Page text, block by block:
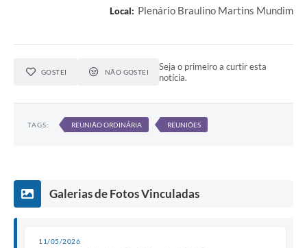
Local: Plenário Braulino Martins Mundim
GOSTEI NÃO GOSTEI
Seja o primeiro a curtir esta
notícia.
TAGS: REUNIÃO ORDINÁRIA REUNIÕES
Galerias de Fotos Vinculadas
11/05/2026